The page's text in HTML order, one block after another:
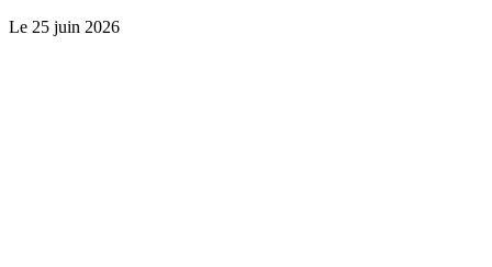
Le 25 juin 2026